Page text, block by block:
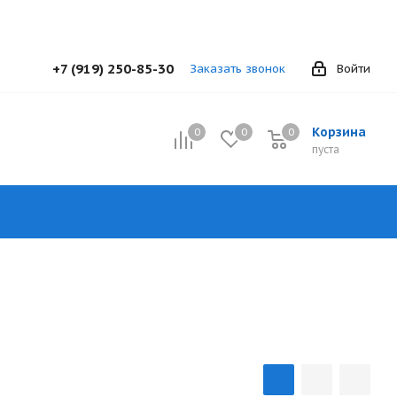
Войти
+7 (919) 250-85-30 Заказать звонок
0 0 Корзина
0
пуста
0